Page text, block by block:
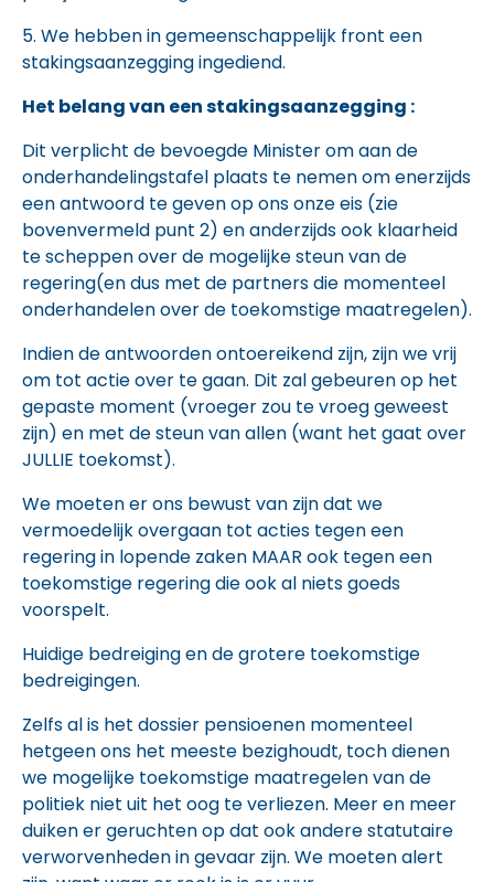
5. We hebben in gemeenschappelijk front een
stakingsaanzegging ingediend.
Het belang van een stakingsaanzegging :
Dit verplicht de bevoegde Minister om aan de
onderhandelingstafel plaats te nemen om enerzijds
een antwoord te geven op ons onze eis (zie
bovenvermeld punt 2) en anderzijds ook klaarheid
te scheppen over de mogelijke steun van de
regering(en dus met de partners die momenteel
onderhandelen over de toekomstige maatregelen).
Indien de antwoorden ontoereikend zijn, zijn we vrij
om tot actie over te gaan. Dit zal gebeuren op het
gepaste moment (vroeger zou te vroeg geweest
zijn) en met de steun van allen (want het gaat over
JULLIE toekomst).
We moeten er ons bewust van zijn dat we
vermoedelijk overgaan tot acties tegen een
regering in lopende zaken MAAR ook tegen een
toekomstige regering die ook al niets goeds
voorspelt.
Huidige bedreiging en de grotere toekomstige
bedreigingen.
Zelfs al is het dossier pensioenen momenteel
hetgeen ons het meeste bezighoudt, toch dienen
we mogelijke toekomstige maatregelen van de
politiek niet uit het oog te verliezen. Meer en meer
duiken er geruchten op dat ook andere statutaire
verworvenheden in gevaar zijn. We moeten alert